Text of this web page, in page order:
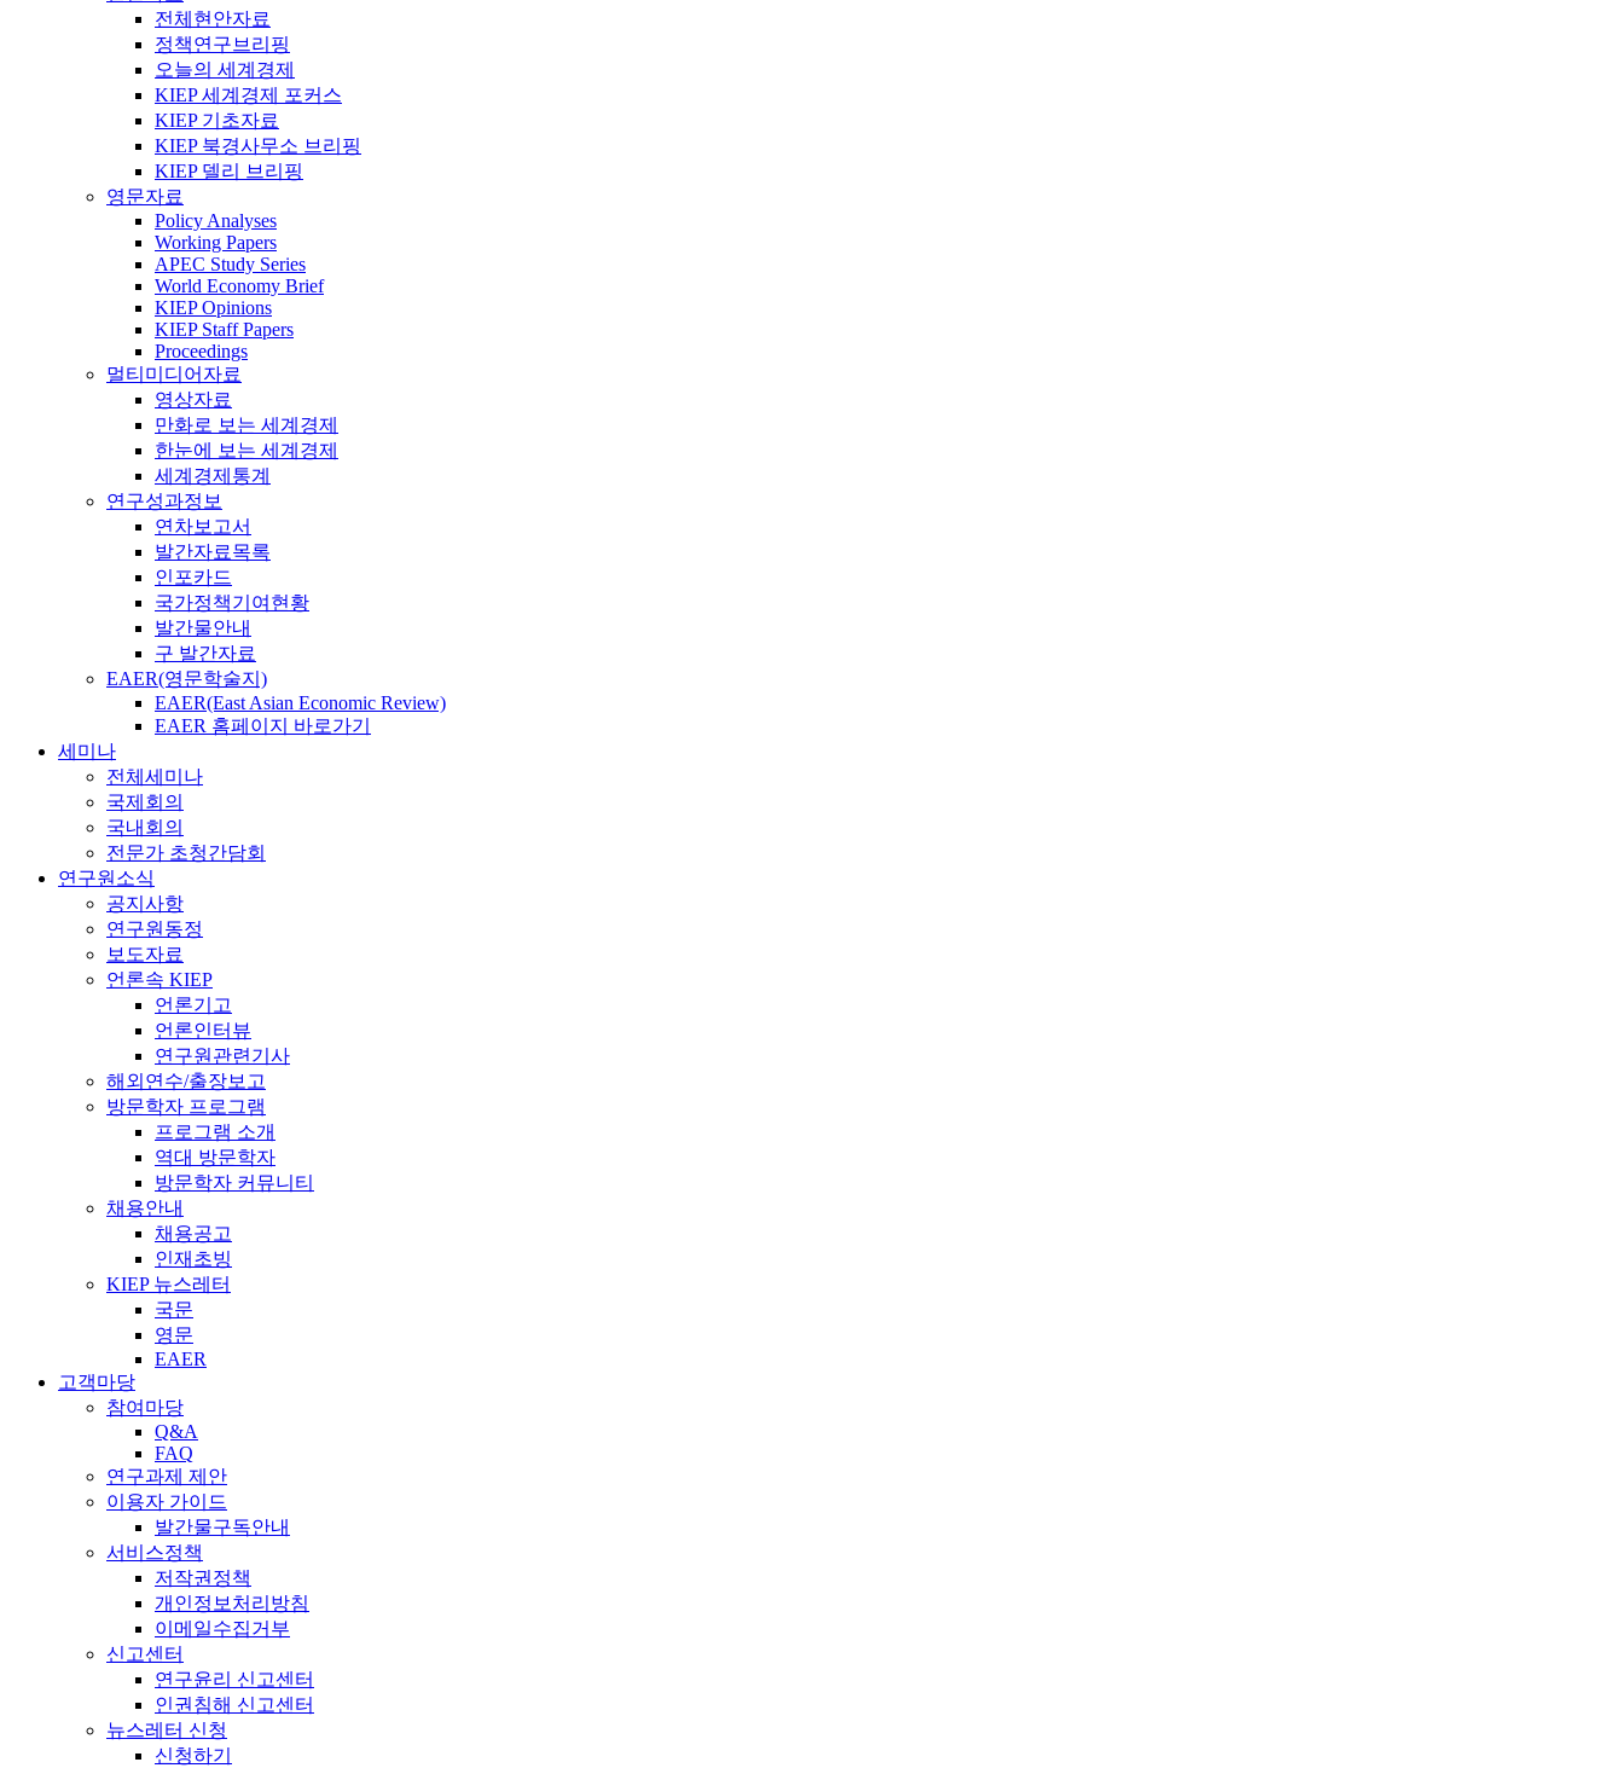
전체현안자료
정책연구브리핑
오늘의 세계경제
KIEP 세계경제 포커스
KIEP 기초자료
KIEP 북경사무소 브리핑
KIEP 델리 브리핑
영문자료
Policy Analyses
Working Papers
APEC Study Series
World Economy Brief
KIEP Opinions
KIEP Staff Papers
Proceedings
멀티미디어자료
영상자료
만화로 보는 세계경제
한눈에 보는 세계경제
세계경제통계
연구성과정보
연차보고서
발간자료목록
인포카드
국가정책기여현황
발간물안내
구 발간자료
EAER(영문학술지)
EAER(East Asian Economic Review)
EAER 홈페이지 바로가기
세미나
전체세미나
국제회의
국내회의
전문가 초청간담회
연구원소식
공지사항
연구원동정
보도자료
언론속 KIEP
언론기고
언론인터뷰
연구원관련기사
해외연수/출장보고
방문학자 프로그램
프로그램 소개
역대 방문학자
방문학자 커뮤니티
채용안내
채용공고
인재초빙
KIEP 뉴스레터
국문
영문
EAER
고객마당
참여마당
Q&A
FAQ
연구과제 제안
이용자 가이드
발간물구독안내
서비스정책
저작권정책
개인정보처리방침
이메일수집거부
신고센터
연구윤리 신고센터
인권침해 신고센터
뉴스레터 신청
신청하기